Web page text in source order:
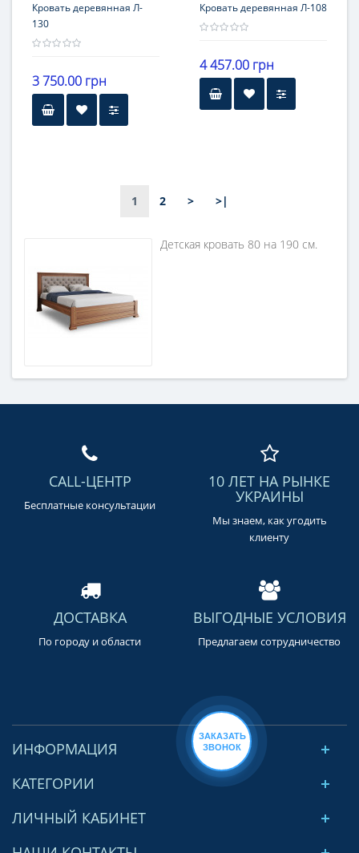
деревянная Л- 130
Кровать деревянная Л-
130
3 750.00 грн
деревянная Л-108
Кровать деревянная Л-108
4 457.00 грн
1 2 > >|
Детская кровать 80 на 190 см.
CALL-ЦЕНТР
Бесплатные консультации
10 ЛЕТ НА РЫНКЕ
УКРАИНЫ
Мы знаем, как угодить
клиенту
ДОСТАВКА
По городу и области
ВЫГОДНЫЕ УСЛОВИЯ
Предлагаем сотрудничество
ИНФОРМАЦИЯ
КАТЕГОРИИ
ЛИЧНЫЙ КАБИНЕТ